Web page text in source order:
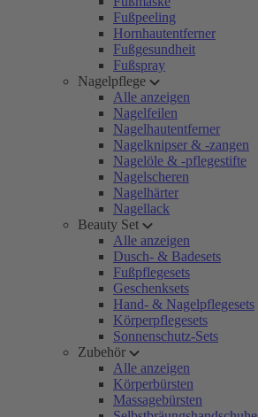
Fußpeeling
Hornhautentferner
Fußgesundheit
Fußspray
Nagelpflege
Alle anzeigen
Nagelfeilen
Nagelhautentferner
Nagelknipser & -zangen
Nagelöle & -pflegestifte
Nagelscheren
Nagelhärter
Nagellack
Beauty Set
Alle anzeigen
Dusch- & Badesets
Fußpflegesets
Geschenksets
Hand- & Nagelpflegesets
Körperpflegesets
Sonnenschutz-Sets
Zubehör
Alle anzeigen
Körperbürsten
Massagebürsten